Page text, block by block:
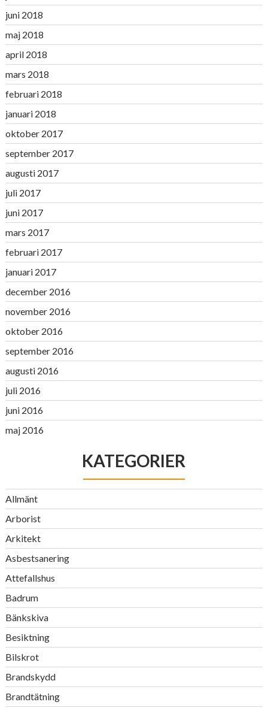
juni 2018
maj 2018
april 2018
mars 2018
februari 2018
januari 2018
oktober 2017
september 2017
augusti 2017
juli 2017
juni 2017
mars 2017
februari 2017
januari 2017
december 2016
november 2016
oktober 2016
september 2016
augusti 2016
juli 2016
juni 2016
maj 2016
KATEGORIER
Allmänt
Arborist
Arkitekt
Asbestsanering
Attefallshus
Badrum
Bänkskiva
Besiktning
Bilskrot
Brandskydd
Brandtätning